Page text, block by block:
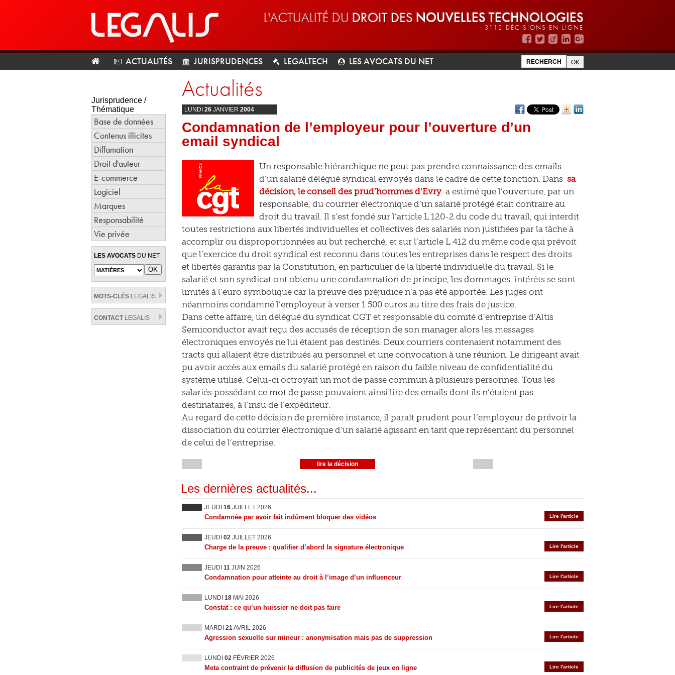
L'ACTUALITÉ DU DROIT DES NOUVELLES TECHNOLOGIES
3112 DÉCISIONS EN LIGNE
ACTUALITÉS JURISPRUDENCES LEGALTECH LES AVOCATS DU NET
Jurisprudence /
Thématique
Base de données
Contenus illicites
Diffamation
Droit d'auteur
E-commerce
Logiciel
Marques
Responsabilité
Vie privée
LES AVOCATS DU NET
MOTS-CLÉS LEGALIS
CONTACTLEGALIS
Actualités
LUNDI 26 JANVIER 2004
Condamnation de l’employeur pour l’ouverture d’un
email syndical
Un responsable hiérarchique ne peut pas prendre connaissance des emails
d’un salarié délégué syndical envoyés dans le cadre de cette fonction. Dans sa
décision, le conseil des prud’hommes d’Evry a estimé que l’ouverture, par un
responsable, du courrier électronique d’un salarié protégé était contraire au
droit du travail. Il s’est fondé sur l’article L 120-2 du code du travail, qui interdit
toutes restrictions aux libertés individuelles et collectives des salariés non justifiées par la tâche à
accomplir ou disproportionnées au but recherché, et sur l’article L 412 du même code qui prévoit
que l’exercice du droit syndical est reconnu dans toutes les entreprises dans le respect des droits
et libertés garantis par la Constitution, en particulier de la liberté individuelle du travail. Si le
salarié et son syndicat ont obtenu une condamnation de principe, les dommages-intérêts se sont
limités à l’euro symbolique car la preuve des préjudice n’a pas été apportée. Les juges ont
néanmoins condamné l’employeur à verser 1 500 euros au titre des frais de justice.
Dans cette affaire, un délégué du syndicat CGT et responsable du comité d’entreprise d’Altis
Semiconductor avait reçu des accusés de réception de son manager alors les messages
électroniques envoyés ne lui étaient pas destinés. Deux courriers contenaient notamment des
tracts qui allaient être distribués au personnel et une convocation à une réunion. Le dirigeant avait
pu avoir accès aux emails du salarié protégé en raison du faible niveau de confidentialité du
système utilisé. Celui-ci octroyait un mot de passe commun à plusieurs personnes. Tous les
salariés possédant ce mot de passe pouvaient ainsi lire des emails dont ils n’étaient pas
destinataires, à l’insu de l’expéditeur.
Au regard de cette décision de première instance, il paraît prudent pour l’employeur de prévoir la
dissociation du courrier électronique d’un salarié agissant en tant que représentant du personnel
de celui de l’entreprise.
lire la décision
Les dernières actualités...
JEUDI 16 JUILLET 2026
Lire l'article
Condamnée par avoir fait indûment bloquer des vidéos
JEUDI 02 JUILLET 2026
Lire l'article
Charge de la preuve : qualifier d’abord la signature électronique
JEUDI 11 JUIN 2026
Lire l'article
Condamnation pour atteinte au droit à l’image d’un influenceur
LUNDI 18 MAI 2026
Lire l'article
Constat : ce qu’un huissier ne doit pas faire
MARDI 21AVRIL 2026
Lire l'article
Agression sexuelle sur mineur : anonymisation mais pas de suppression
LUNDI 02 FÉVRIER 2026
Lire l'article
Meta contraint de prévenir la diffusion de publicités de jeux en ligne